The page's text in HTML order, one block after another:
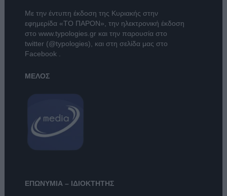
Με την έντυπη έκδοση της Κυριακής στην
εφημερίδα «ΤΟ ΠΑΡΟΝ», την ηλεκτρονική έκδοση
στο www.typologies.grκαι την παρουσία στο
twitter (@typologies), και στη σελίδα μας στο
Facebook .
ΜΕΛΟΣ
ΕΠΩΝΥΜΙΑ – ΙΔΙΟΚΤΗΤΗΣ